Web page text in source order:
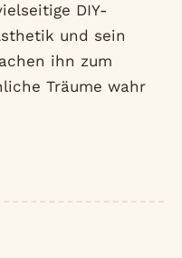
DIY-
und sein
ihn zum
Träume wahr